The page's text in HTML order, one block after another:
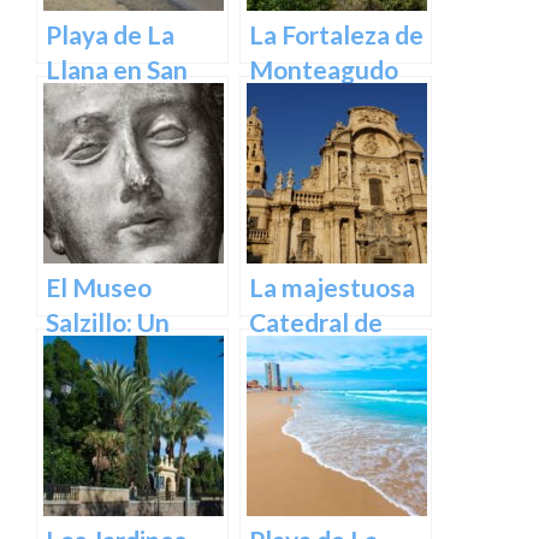
Playa de La
Llana en San
Pedro del
Pinatar
La Fortaleza de
Monteagudo
El Museo
Salzillo: Un
Tesoro de la
Escultura
Barroca en
España en
Murcia
La majestuosa
Catedral de
Murcia: un
tesoro
arquitectónico
y cultural